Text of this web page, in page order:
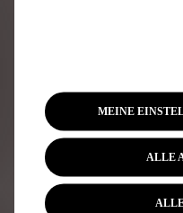
Modelle
Überblick
Elektrofahrzeuge
Hybridfahrzeuge
MEINE
ALLE